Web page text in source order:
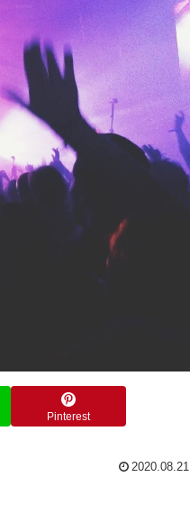
Pinterest
2020.08.21